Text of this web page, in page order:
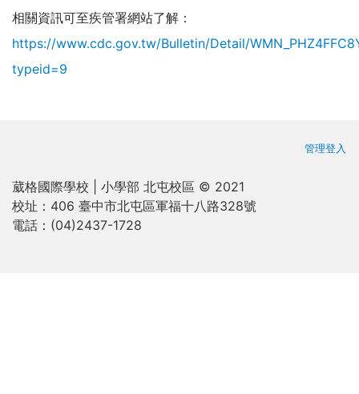
相關資訊可至疾管署網站了解：
https://www.cdc.gov.tw/Bulletin/Detail/
typeid=9
使用
管理登入
葳格國際學校 | 小學部 北屯校區 © 2021
校址： 406 臺中市北屯區軍福十八路328號
電話： (04)2437-1728